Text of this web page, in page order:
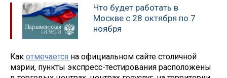
Что будет работать в
Москве с 28 октября по 7
ноября
Как отмечается на официальном сайте столичной
мэрии, пункты экспресс-тестирования расположены